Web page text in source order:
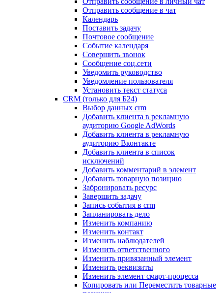
Отправить сообщение в чат
Календарь
Поставить задачу
Почтовое сообщение
Событие календаря
Совершить звонок
Сообщение соц.сети
Уведомить руководство
Уведомление пользователя
Установить текст статуса
CRM (только для Б24)
Выбор данных crm
Добавить клиента в рекламную
аудиторию Google AdWords
Добавить клиента в рекламную
аудиторию Вконтакте
Добавить клиента в список
исключений
Добавить комментарий в элемент
Добавить товарную позицию
Забронировать ресурс
Завершить задачу
Запись события в crm
Запланировать дело
Изменить компанию
Изменить контакт
Изменить наблюдателей
Изменить ответственного
Изменить привязанный элемент
Изменить реквизиты
Изменить элемент смарт-процесса
Копировать или Переместить товарные